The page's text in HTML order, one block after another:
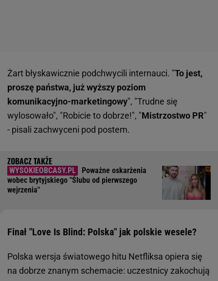
Żart błyskawicznie podchwycili internauci. "To jest,
proszę państwa, już wyższy poziom
komunikacyjno-marketingowy", "Trudne się
wylosowało", "Robicie to dobrze!", "Mistrzostwo PR"
- pisali zachwyceni pod postem.
Poważne oskarżenia
wobec brytyjskiego "Ślubu od pierwszego
wejrzenia"
Finał "Love Is Blind: Polska" jak polskie wesele?
Polska wersja światowego hitu Netfliksa opiera się
na dobrze znanym schemacie: uczestnicy zakochują